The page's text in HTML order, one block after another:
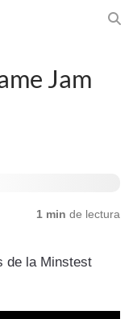
Jam
1 min de lectura
de la Minstest